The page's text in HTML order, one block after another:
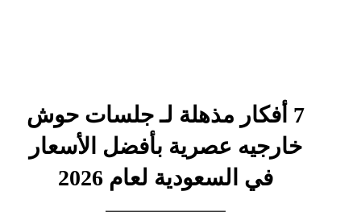
7 أفكار مذهلة لـ جلسات حوش
خارجيه عصرية بأفضل الأسعار
في السعودية لعام 2026